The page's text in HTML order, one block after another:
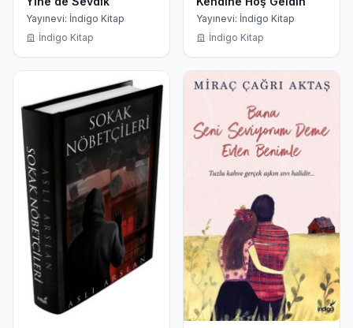
Yayınevi: İndigo Kitap
İndigo Kitap
Yayınevi: İndigo Kitap
İndigo Kitap